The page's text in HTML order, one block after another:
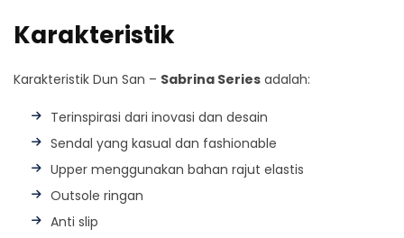
Karakteristik
Karakteristik Dun San – Sabrina Series adalah:
Terinspirasi dari inovasi dan desain
Sendal yang kasual dan fashionable
Upper menggunakan bahan rajut elastis
Outsole ringan
Anti slip